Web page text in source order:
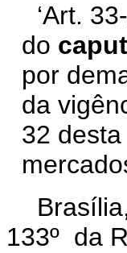
‘Art.
do caput
por
da
32
133º da